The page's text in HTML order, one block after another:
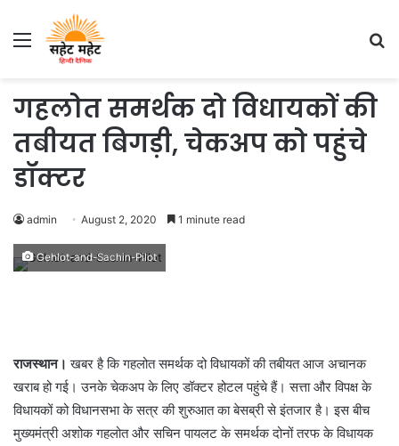
Menu
गहलोत समर्थक दो विधायकों की
तबीयत बिगड़ी, चेकअप को पहुंचे
डॉक्टर
admin August 2, 2020 1 minute read
Gehlot-and-Sachin-Pilot
राजस्थान। खबर है कि गहलोत समर्थक दो विधायकों की तबीयत आज अचानक
खराब हो गई। उनके चेकअप के लिए डॉक्टर होटल पहुंचे हैं। सत्ता और विपक्ष के
विधायकों को विधानसभा के सत्र की शुरुआत का बेसब्री से इंतजार है। इस बीच
मुख्यमंत्री अशोक गहलोत और सचिन पायलट के समर्थक दोनों तरफ के विधायक